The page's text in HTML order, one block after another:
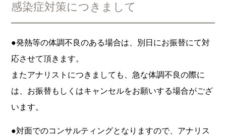
感染症対策につきまして
●発熱等の体調不良のある場合は、別日にお振替にて対
応させて頂きます。
またアナリストにつきましても、急な体調不良の際に
は、お振替もしくはキャンセルをお願いする場合がござ
います。
●対面でのコンサルティングとなりますので、アナリス